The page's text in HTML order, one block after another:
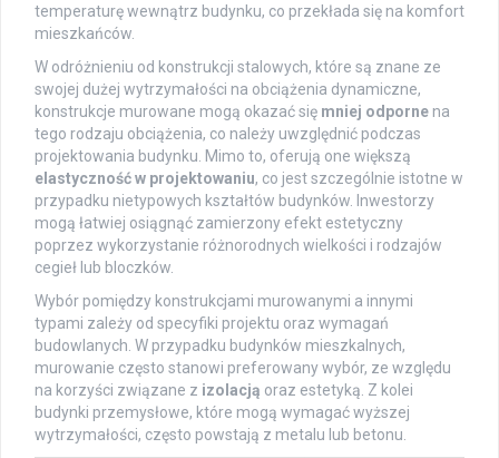
temperaturę wewnątrz budynku, co przekłada się na komfort
mieszkańców.
W odróżnieniu od konstrukcji stalowych, które są znane ze
swojej dużej wytrzymałości na obciążenia dynamiczne,
konstrukcje murowane mogą okazać się mniej odporne na
tego rodzaju obciążenia, co należy uwzględnić podczas
projektowania budynku. Mimo to, oferują one większą
elastyczność w projektowaniu, co jest szczególnie istotne w
przypadku nietypowych kształtów budynków. Inwestorzy
mogą łatwiej osiągnąć zamierzony efekt estetyczny
poprzez wykorzystanie różnorodnych wielkości i rodzajów
cegieł lub bloczków.
Wybór pomiędzy konstrukcjami murowanymi a innymi
typami zależy od specyfiki projektu oraz wymagań
budowlanych. W przypadku budynków mieszkalnych,
murowanie często stanowi preferowany wybór, ze względu
na korzyści związane z izolacją oraz estetyką. Z kolei
budynki przemysłowe, które mogą wymagać wyższej
wytrzymałości, często powstają z metalu lub betonu.